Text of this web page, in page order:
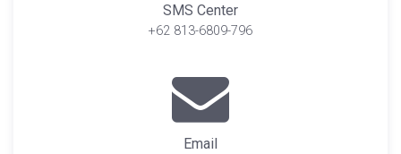
SMS Center
+62 813-6809-796
Email